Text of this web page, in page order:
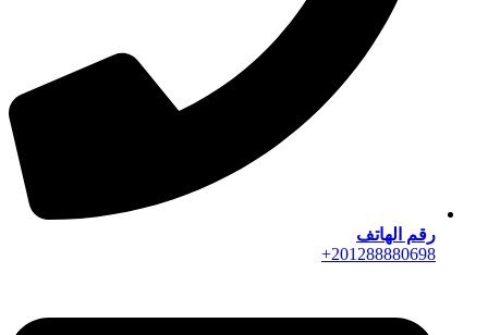
رقم الهاتف
201288880698+